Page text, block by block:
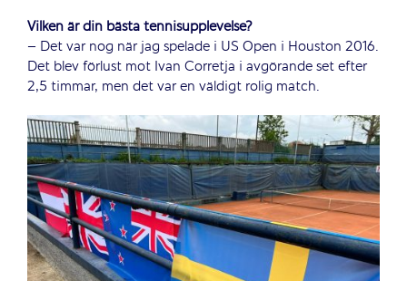
Vilken är din bästa tennisupplevelse?
– Det var nog när jag spelade i US Open i Houston 2016.
Det blev förlust mot Ivan Corretja i avgörande set efter
2,5 timmar, men det var en väldigt rolig match.